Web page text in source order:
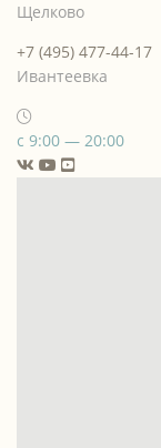
Щелково
+7 (495) 477-44-17
Ивантеевка
с 9:00 — 20:00